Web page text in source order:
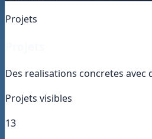
Projets
Des realisations concretes
Projets visibles
13